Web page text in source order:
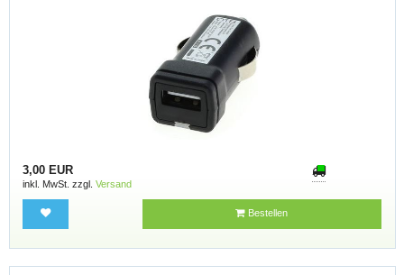
3,00 EUR
inkl. MwSt. zzgl. Versand
Bestellen